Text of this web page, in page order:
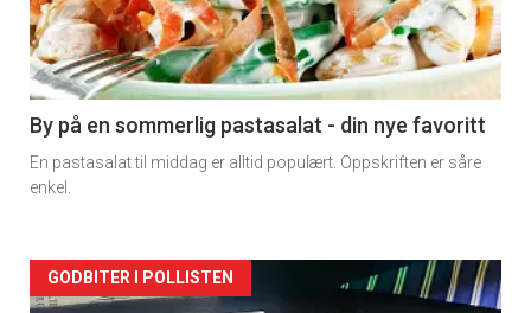
nå
-
5
By på en sommerlig pastasalat - din nye favoritt
En pastasalat til middag er alltid populært. Oppskriften er såre
enkel.
Forsiden
GODBITER I POLLISTEN